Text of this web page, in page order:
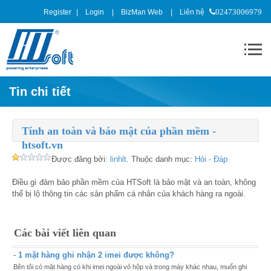
Register Login BizMan Web Liên hệ 02473006979
Tin chi tiết
Tính an toàn và bảo mật của phần mềm -
htsoft.vn
Được đăng bởi: linhlt. Thuộc danh mục: Hỏi - Đáp
Điều gì đảm bảo phần mềm của HTSoft là bảo mật và an toàn, không
thể bị lộ thông tin các sản phẩm cá nhân của khách hàng ra ngoài.
Các bài viết liên quan
- 1 mặt hàng ghi nhận 2 imei được không?
Bên tôi có mặt hàng có khi imei ngoài vỏ hộp và trong máy khác nhau, muốn ghi